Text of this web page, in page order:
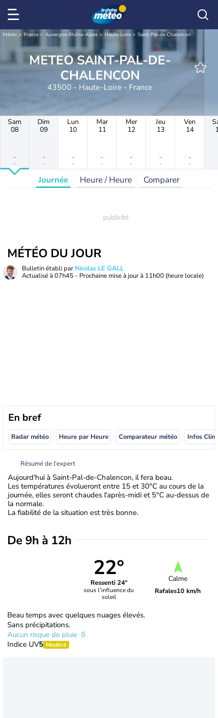
Météo France Auvergne-Rhône-Alpes Haute-Loire Saint-Pal-de-Chalencon
METEO SAINT-PAL-DE-
CHALENCON
43500 - Haute-Loire - France
Sam
08
-
-
Dim
09
-
-
Lun
10
-
-
Mar
11
-
-
Mer
12
-
-
Jeu
13
-
-
Ven
14
-
-
Journée Heure / Heure Comparer
MÉTÉO DU JOUR
Bulletin établi par Nicolas LE GALL
Actualisé à 07h45 - Prochaine mise à jour à 11h00 (heure locale)
En bref
Radar météo Heure par Heure Comparateur météo Infos
Résumé de l’expert
Aujourd'hui à Saint-Pal-de-Chalencon, il fera beau.
Les températures évolueront entre 15 et 30°C au cours de la
journée, elles seront chaudes l'après-midi et 5°C au-dessus de
la normale.
La fiabilité de la situation est très bonne.
De 9h à 12h
22°
Ressenti 24°
sous l’influence du
soleil
Calme
Rafales10 km/h
Beau temps avec quelques nuages élevés.
Sans précipitations.
Aucun risque de pluie
Indice UV5 Modéré